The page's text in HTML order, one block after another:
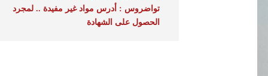
تواضروس : أدرس مواد غير مفيدة .. لمجرد
الحصول على الشهادة